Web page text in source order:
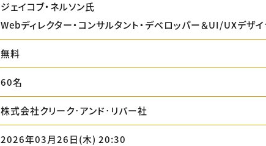
ジェイコブ・ネルソン氏
Webディレクター・コンサルタント・デベロッパー＆UI/UXデザ
無料
60名
株式会社クリーク･アンド･リバー社
2026年03月26日(木) 20:30